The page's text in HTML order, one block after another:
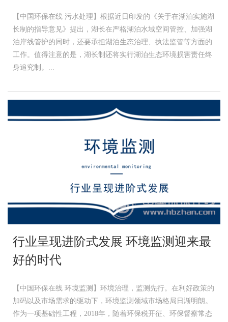
【中国环保在线 污水处理】根据近日印发的《关于在湖泊实施湖
长制的指导意见》提出，湖长在严格湖泊水域空间管控、加强湖
泊岸线管护的同时，还要承担湖泊生态治理、执法监管等方面的
工作。值得注意的是，湖长制还将实行湖泊生态环境损害责任终
身追究制。...
行业呈现进阶式发展 环境监测迎来最
好的时代
【中国环保在线 环境监测】环境治理，监测先行。在利好政策的
加码以及市场需求的驱动下，环境监测领域市场格局日渐明朗。
作为一项基础性工程，2018年，随着环保税开征、环保督察常态